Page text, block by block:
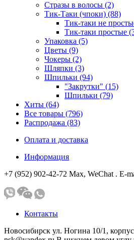
Стразы в волосы (2)
Тик-Таки (чпоки) (88)
Тик-таки не
Тик-таки простые
Упаковка (5)
Цветы (9)
Чокеры (2)
Шляпки (3)
Шпильки (94)
"Закрутки" (15)
Шпильки (79)
Хиты (64)
Все товары (796)
Распродажа (83)
Оплата и доставка
Информация
+7 (952) 902-42-72 Мах, WeChat . E-
Контакты
Новосибирск ул. Ногина 10/1,